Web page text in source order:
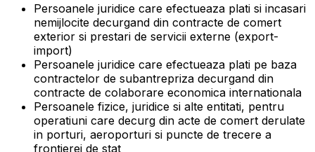
Persoanele juridice care efectueaza plati si incasari
nemijlocite decurgand din contracte de comert
exterior si prestari de servicii externe (export-
import)
Persoanele juridice care efectueaza plati pe baza
contractelor de subantrepriza decurgand din
contracte de colaborare economica internationala
Persoanele fizice, juridice si alte entitati, pentru
operatiuni care decurg din acte de comert derulate
in porturi, aeroporturi si puncte de trecere a
frontierei de stat